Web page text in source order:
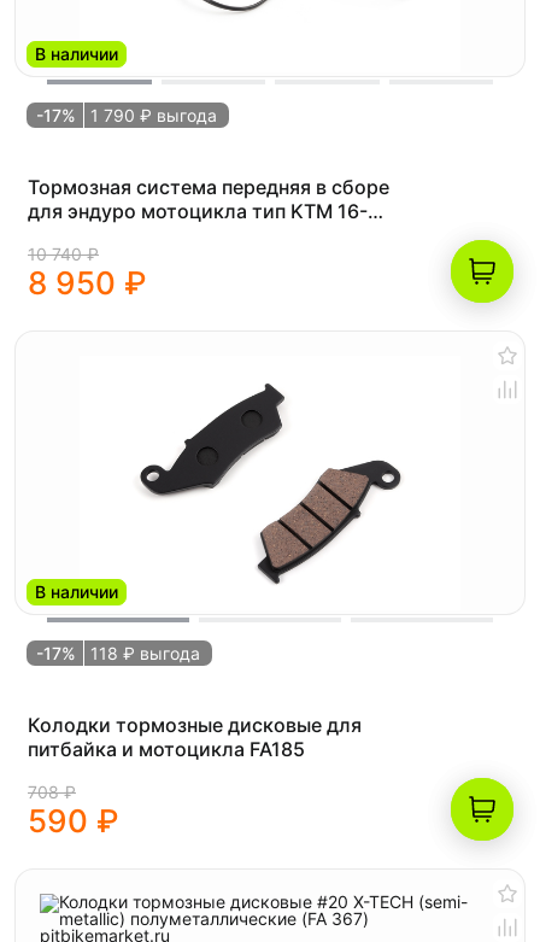
В наличии
-17% 1 790 ₽ выгода
Тормозная система передняя в сборе
для эндуро мотоцикла тип KTM 16-
10 740 ₽
8 950 ₽
В наличии
-17% 118 ₽ выгода
Колодки тормозные дисковые для
питбайка и мотоцикла FA185
708 ₽
590 ₽